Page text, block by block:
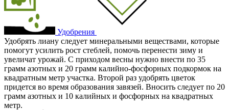
Удобрения
Удобрять лиану следует минеральными веществами, которые
помогут усилить рост стеблей, помочь перенести зиму и
увеличат урожай. С приходом весны нужно внести по 35
грамм азотных и 20 грамм калийно-фосфорных подкормок на
квадратным метр участка. Второй раз удобрять цветок
придется во время образования завязей. Вносить следует по 20
грамм азотных и 10 калийных и фосфорных на квадратных
метр.